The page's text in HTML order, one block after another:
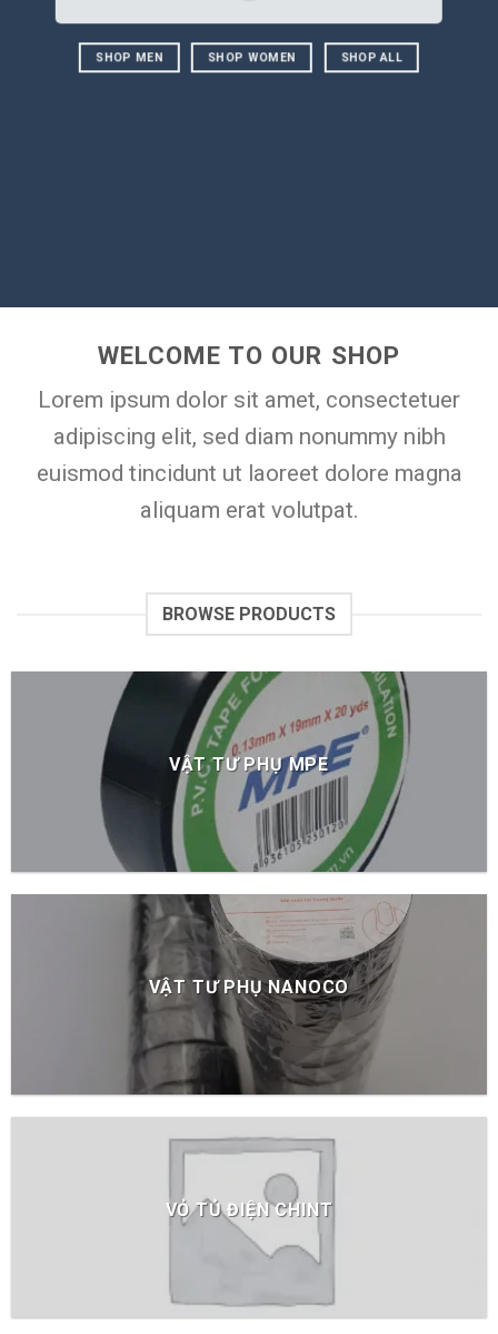
SHOP MEN SHOP WOMEN SHOP ALL
WELCOME TO OUR SHOP
Lorem ipsum dolor sit amet, consectetuer
adipiscing elit, sed diam nonummy nibh
euismod tincidunt ut laoreet dolore magna
aliquam erat volutpat.
BROWSE PRODUCTS
VẬT TƯ PHỤ MPE
VẬT TƯ PHỤ NANOCO
VỎ TỦ ĐIỆN CHINT